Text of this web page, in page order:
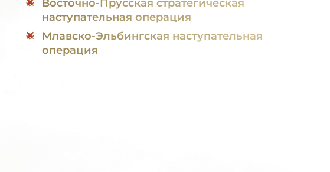
Восточно-Прусская стратегическая
наступательная операция
Млавско-Эльбингская наступательная
операция